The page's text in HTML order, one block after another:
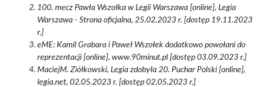
100. mecz Pawła Wszołka w Legii Warszawa [online], Legia
Warszawa - Strona oficjalna, 25.02.2023 r. [dostęp 19.11.2023
r.]
eME: Kamil Grabara i Paweł Wszołek dodatkowo powołani do
reprezentacji [online], www.90minut.pl [dostęp 03.09.2023 r.]
MaciejM. Ziółkowski, Legia zdobyła 20. Puchar Polski [online],
legia.net, 02.05.2023 r. [dostęp 02.05.2023 r.]